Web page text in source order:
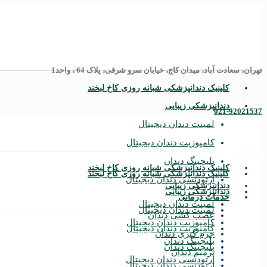
تهران، سعادت آباد، میدان کاج، خیابان سرو شرقی، پلاک 64 ، واحد1
021-92021537
کلینیک دندانپزشکی شبانه روزی کاخ لبخند
دندانپزشکی زیبایی
لمینت دندان دیجیتال
کامپوزیت دندان دیجیتال
بلیچینگ دندان
ارتودنسی دندان دیجیتال
خدمات درمانی
عصب‌ کشی دندان
جرم‌ گیری دندان
ترمیم دندان
کلینیک دندانپزشکی شبانه روزی کاخ لبخند
دندانپزشکی زیبایی
لمینت دندان دیجیتال
کامپوزیت دندان دیجیتال
بلیچینگ دندان
کلینیک دندانپزشکی شبانه روزی کاخ لبخند
دندانپزشکی زیبایی
لمینت دندان دیجیتال
کامپوزیت دندان دیجیتال
بلیچینگ دندان
ارتودنسی دندان دیجیتال